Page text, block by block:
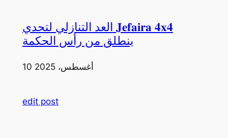
العد التنازلي لتحدي 𝐉𝐞𝐟𝐚𝐢𝐫𝐚 𝟒𝐱𝟒
ينطلق من رأس الحكمة
10 أغسطس، 2025
edit post